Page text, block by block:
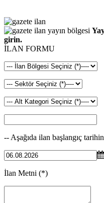
girin.
İLAN FORMU
-- Aşağıda ilan başlangıç
İlan Metni (*)